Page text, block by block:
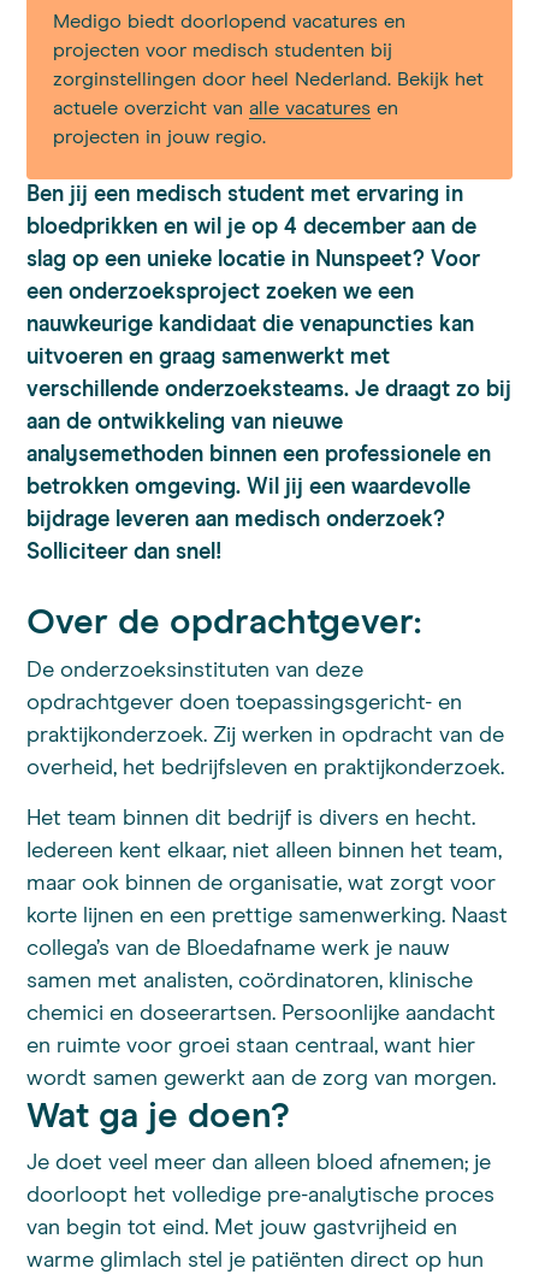
Medigo biedt doorlopend vacatures en
projecten voor medisch studenten bij
zorginstellingen door heel Nederland. Bekijk het
actuele overzicht vanalle vacatures en
projecten in jouw regio.
Ben jij een medisch student met ervaring in
bloedprikken en wil je op 4 december aan de
slag op een unieke locatie in Nunspeet? Voor
een onderzoeksproject zoeken we een
nauwkeurige kandidaat die venapuncties kan
uitvoeren en graag samenwerkt met
verschillende onderzoeksteams. Je draagt zo bij
aan de ontwikkeling van nieuwe
analysemethoden binnen een professionele en
betrokken omgeving. Wil jij een waardevolle
bijdrage leveren aan medisch onderzoek?
Solliciteer dan snel!
Over de opdrachtgever:
De onderzoeksinstituten van deze
opdrachtgever doen toepassingsgericht- en
praktijkonderzoek. Zij werken in opdracht van de
overheid, het bedrijfsleven en praktijkonderzoek.
Het team binnen dit bedrijf is divers en hecht.
Iedereen kent elkaar, niet alleen binnen het team,
maar ook binnen de organisatie, wat zorgt voor
korte lijnen en een prettige samenwerking. Naast
collega’s van de Bloedafname werk je nauw
samen met analisten, coördinatoren, klinische
chemici en doseerartsen. Persoonlijke aandacht
en ruimte voor groei staan centraal, want hier
wordt samen gewerkt aan de zorg van morgen.
Wat ga je doen?
Je doet veel meer dan alleen bloed afnemen; je
doorloopt het volledige pre-analytische proces
van begin tot eind. Met jouw gastvrijheid en
warme glimlach stel je patiënten direct op hun